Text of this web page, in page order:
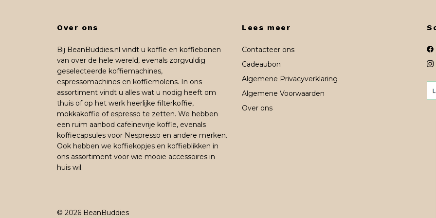
Over ons
Bij BeanBuddies.nl vindt u koffie en koffiebonen
van over de hele wereld, evenals zorgvuldig
geselecteerde koffiemachines,
espressomachines en koffiemolens. In ons
assortiment vindt u alles wat u nodig heeft om
thuis of op het werk heerlijke filterkoffie,
mokkakoffie of espresso te zetten. We hebben
een ruim aanbod cafeïnevrije koffie, evenals
koffiecapsules voor Nespresso en andere merken.
Ook hebben we koffiekopjes en koffieblikken in
ons assortiment voor wie mooie accessoires in
huis wil.
Lees meer
Contacteer ons
Cadeaubon
Algemene Privacyverklaring
Algemene Voorwaarden
Over ons
© 2026 BeanBuddies